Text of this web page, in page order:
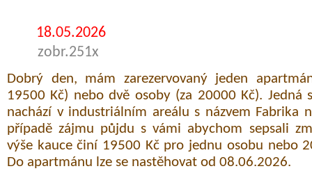
18.05.2026
zobr.251x
Dobrý den, mám zarezervovaný jeden
19500 Kč) nebo dvě osoby (za 20000 Kč). Jedná
nachází v industriálním areálu s názvem Fabrika
případě zájmu půjdu s vámi abychom sepsali
výše kauce činí 19500 Kč pro jednu osobu nebo
Do apartmánu lze se nastěhovat od 08.06.2026.